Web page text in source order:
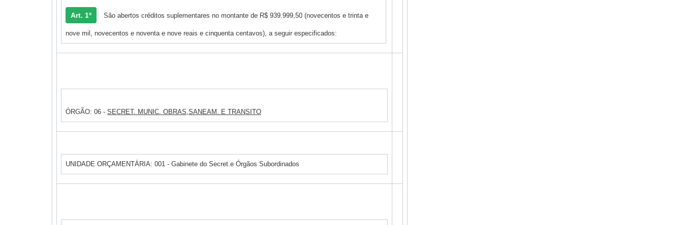
Art. 1º São abertos créditos suplementares no montante de R$ 939.999,50 (novecentos e trinta e
nove mil, novecentos e noventa e nove reais e cinquenta centavos), a seguir especificados:
ÓRGÃO: 06 - SECRET. MUNIC. OBRAS,SANEAM. E TRANSITO
UNIDADE ORÇAMENTÁRIA: 001 - Gabinete do Secret.e Órgãos Subordinados